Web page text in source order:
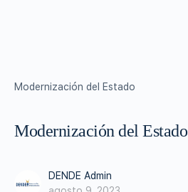
Modernización del Estado
Modernización del Estado
DENDE Admin